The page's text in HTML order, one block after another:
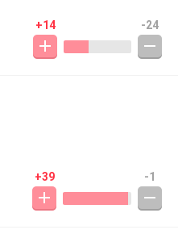
+14 -24
+39 -1